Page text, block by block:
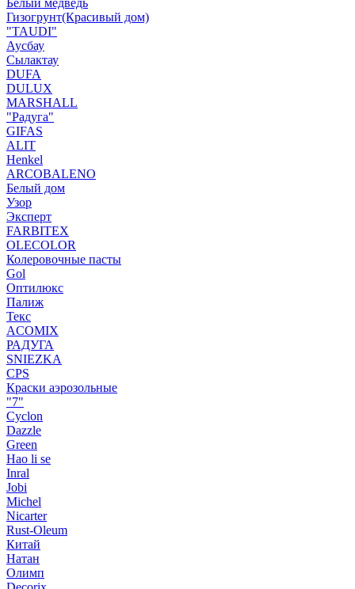
Белый медведь
Гизогрунт(Красивый дом)
"TAUDI"
Аусбау
Сылактау
DUFA
DULUX
MARSHALL
"Радуга"
GIFAS
ALIT
Henkel
ARCOBALENO
Белый дом
Узор
Эксперт
FARBITEX
OLECOLOR
Колеровочные пасты
Gol
Оптилюкс
Палиж
Текс
ACOMIX
РАДУГА
SNIEZKA
CPS
Краски аэрозольные
"7"
Cyclon
Dazzle
Green
Hao li se
Inral
Jobi
Michel
Nicarter
Rust-Oleum
Китай
Натан
Олимп